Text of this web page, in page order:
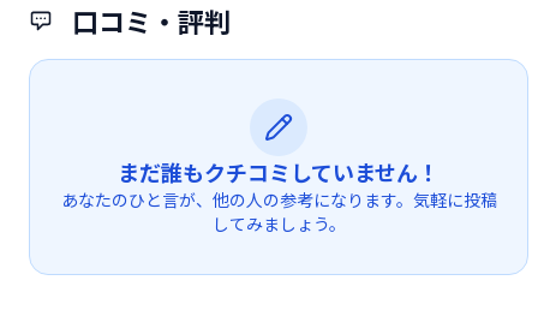
口コミ・評判
まだ誰もクチコミしていません！
あなたのひと言が、他の人の参考になります。気軽に投稿
してみましょう。